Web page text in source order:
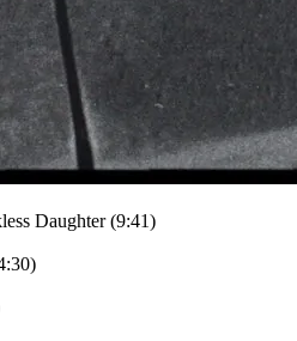
Daughter (9:41)